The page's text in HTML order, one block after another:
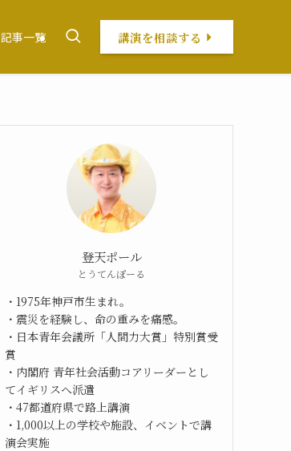
記事一覧 講演を相談する
登天ポール
とうてんぽーる
・1975年神戸市生まれ。
・震災を経験し、命の重みを痛感。
・日本青年会議所「人間力大賞」特別賞受
賞
・内閣府 青年社会活動コアリーダーとし
てイギリスへ派遣
・47都道府県で路上講演
・1,000以上の学校や施設、イベントで講
演会実施